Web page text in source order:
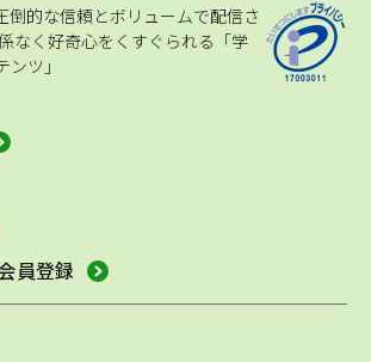
倒的な信頼とボリュームで配信さ
なく好奇心をくすぐられる「学
ツ」
員登録